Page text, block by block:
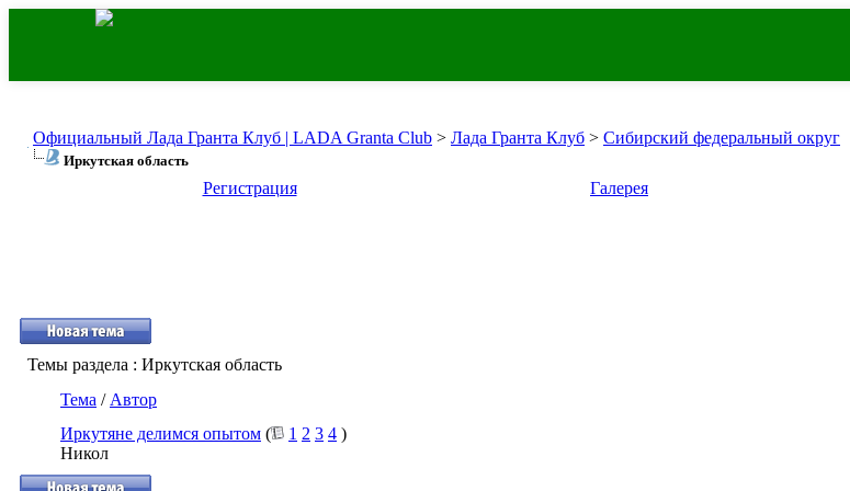
Официальный Лада Гранта Клуб | LADA Granta Club > Лада Гранта Клуб > Сибирский федеральный округ
Иркутская область
Регистрация
Галерея
Темы раздела : Иркутская область
Тема / Автор
Иркутяне делимся опытом ( 1 2 3 4 )
Никол